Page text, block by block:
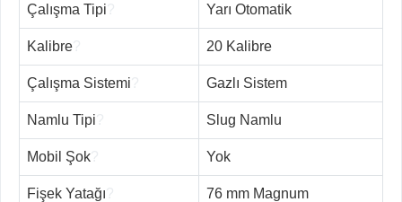
Çalışma Tipi Yarı Otomatik
Kalibre 20 Kalibre
Çalışma Sistemi Gazlı Sistem
Namlu Tipi Slug Namlu
Mobil Şok Yok
Fişek Yatağı 76 mm Magnum